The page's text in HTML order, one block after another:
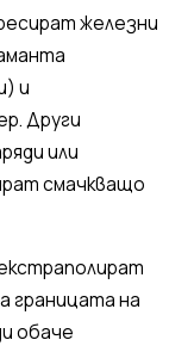
железни
и
Други
или
смачкващо
границата на
обаче